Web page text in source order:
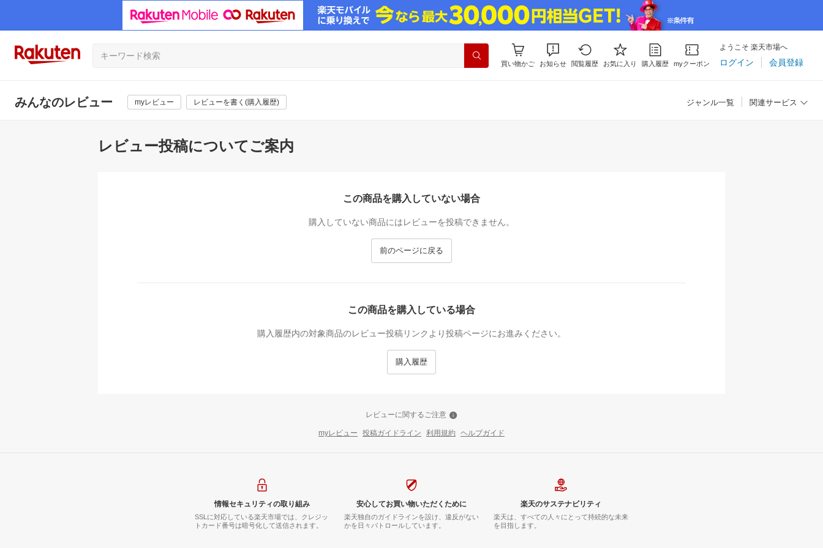
買い物かご お知らせ 閲覧履歴 お気に入り 購入履歴 myクーポン
ようこそ 楽天市場へ
ログイン 会員登録
みんなのレビュー myレビュー レビューを書く(購入履歴) ジャンル一覧 関連サービス
レビュー投稿についてご案内
この商品を購入していない場合
購入していない商品にはレビューを投稿できません。
前のページに戻る
この商品を購入している場合
購入履歴内の対象商品のレビュー投稿リンクより投稿ページにお進みください。
購入履歴
レビューに関するご注意
myレビュー 投稿ガイドライン 利用規約 ヘルプガイド
情報セキュリティの取り組み
SSLに対応している楽天市場では、クレジッ
トカード番号は暗号化して送信されます。
安心してお買い物いただくために
楽天独自のガイドラインを設け、違反がない
かを日々パトロールしています。
楽天のサステナビリティ
楽天は、すべての人々にとって持続的な未来
を目指します。